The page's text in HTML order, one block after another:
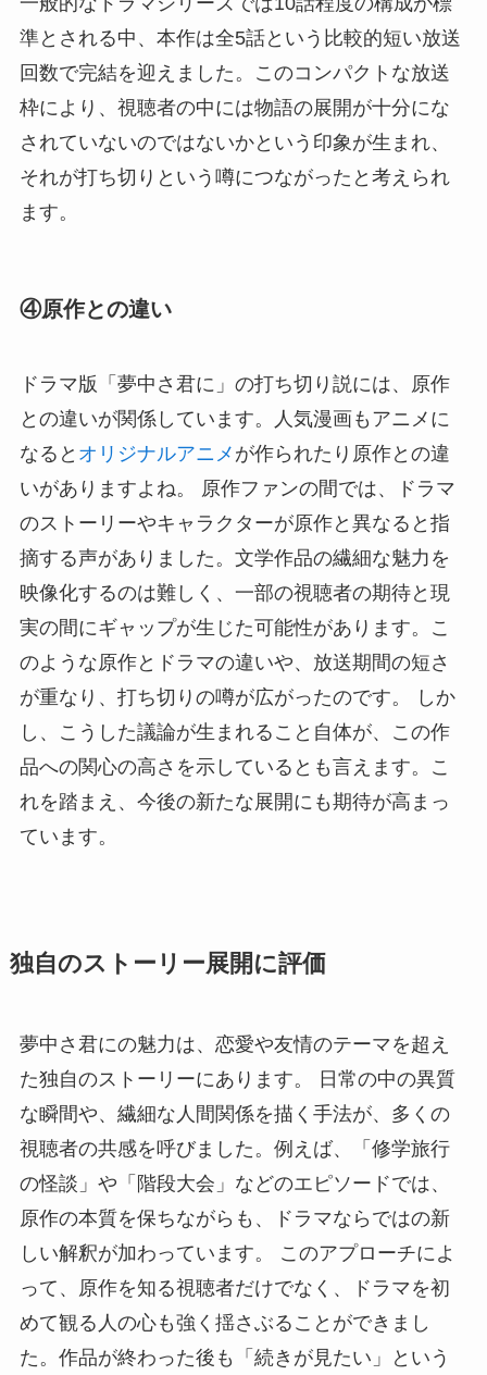
準とされる中、本作は全5話という比較的短い放送
回数で完結を迎えました。このコンパクトな放送
枠により、視聴者の中には物語の展開が十分にな
されていないのではないかという印象が生まれ、
それが打ち切りという噂につながったと考えられ
ます。
④原作との違い
ドラマ版「夢中さ君に」の打ち切り説には、原作
との違いが関係しています。人気漫画もアニメに
なると オリジナルアニメ が作られたり原作との違
いがありますよね。 原作ファンの間では、ドラマ
のストーリーやキャラクターが原作と異なると指
摘する声がありました。文学作品の繊細な魅力を
映像化するのは難しく、一部の視聴者の期待と現
実の間にギャップが生じた可能性があります。こ
のような原作とドラマの違いや、放送期間の短さ
が重なり、打ち切りの噂が広がったのです。 しか
し、こうした議論が生まれること自体が、この作
品への関心の高さを示しているとも言えます。こ
れを踏まえ、今後の新たな展開にも期待が高まっ
ています。
独自のストーリー展開に評価
夢中さ君にの魅力は、恋愛や友情のテーマを超え
た独自のストーリーにあります。 日常の中の異質
な瞬間や、繊細な人間関係を描く手法が、多くの
視聴者の共感を呼びました。例えば、「修学旅行
の怪談」や「階段大会」などのエピソードでは、
原作の本質を保ちながらも、ドラマならではの新
しい解釈が加わっています。 このアプローチによ
って、原作を知る視聴者だけでなく、ドラマを初
めて観る人の心も強く揺さぶることができまし
た。作品が終わった後も「続きが見たい」という